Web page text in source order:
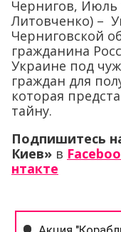
Чернигов, Июль
Литовченко) –
Черниговской
гражданина
Украине под
граждан для
которая
тайну.
Подпишитесь
Киев» в
нтакте